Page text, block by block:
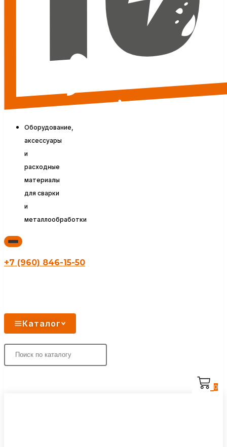
Оборудование,
аксессуары
и
расходные
материалы
для сварки
и
металлообработки
+7 (960) 846-15-50
Каталог
0